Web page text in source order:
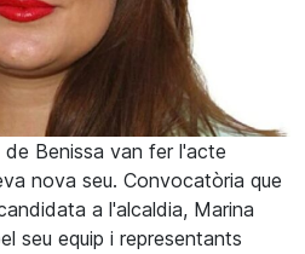
Benissa van fer l'acte
nova seu. Convocatòria que
a l'alcaldia, Marina
seu equip i representants